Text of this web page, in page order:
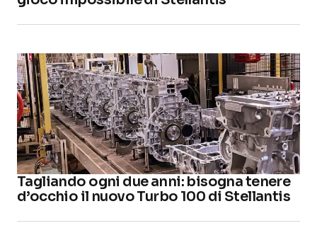
Tagliando ogni due anni: bisogna tenere
d’occhio il nuovo Turbo 100 di Stellantis